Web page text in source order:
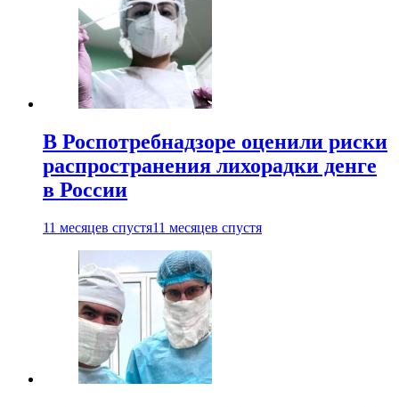
В Роспотребнадзоре оценили риски
распространения лихорадки денге
в России
11 месяцев спустя11 месяцев спустя